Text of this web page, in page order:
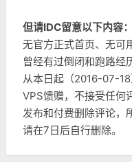
但请IDC留意以下内容：
无官方正式首页、无可
曾经有过倒闭和跑路经
从本日起（2016-07-
VPS馈赠，不接受任何
发布和付费删除评论，
请在7日后自行删除。